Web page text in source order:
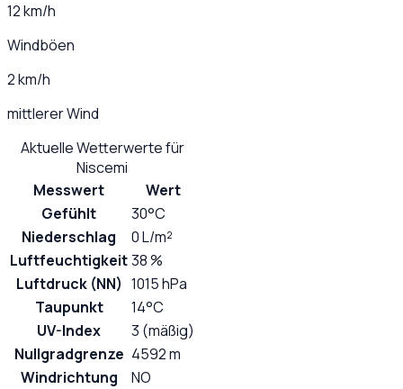
12 km/h
Windböen
2 km/h
mittlerer Wind
Aktuelle Wetterwerte für
Niscemi
Messwert
Wert
Gefühlt
30°C
Niederschlag
0 L/m²
Luftfeuchtigkeit38 %
Luftdruck (NN) 1015 hPa
Taupunkt
14°C
UV-Index
3 (mäßig)
Nullgradgrenze 4592 m
Windrichtung
NO